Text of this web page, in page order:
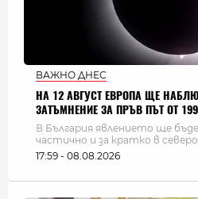
ВАЖНО ДНЕС
НА 12 АВГУСТ ЕВРОПА ЩЕ
ЗАТЪМНЕНИЕ ЗА ПРЪВ ПЪТ ОТ
В България явлението ще
частично и за кратко в
17:59 - 08.08.2026